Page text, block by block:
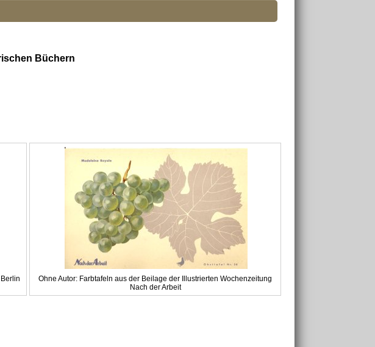
Büchern
Ohne Autor: Farbtafeln aus der Beilage der Illustrierten Wochenzeitung
Nach der Arbeit